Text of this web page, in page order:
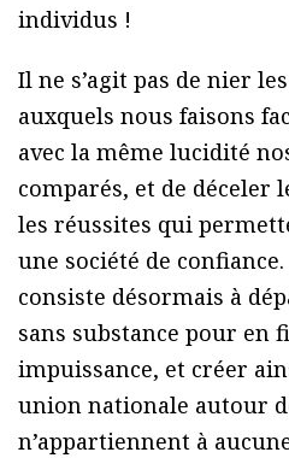
individus !
Il ne s’agit pas de nier
auxquels nous faisons
avec la même lucidité
comparés, et de déceler
les réussites qui
une société de
consiste désormais à
sans substance pour en
impuissance, et créer
union nationale autour
n’appartiennent à